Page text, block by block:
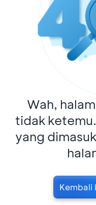
Wah,
tidak
yang
Kembali